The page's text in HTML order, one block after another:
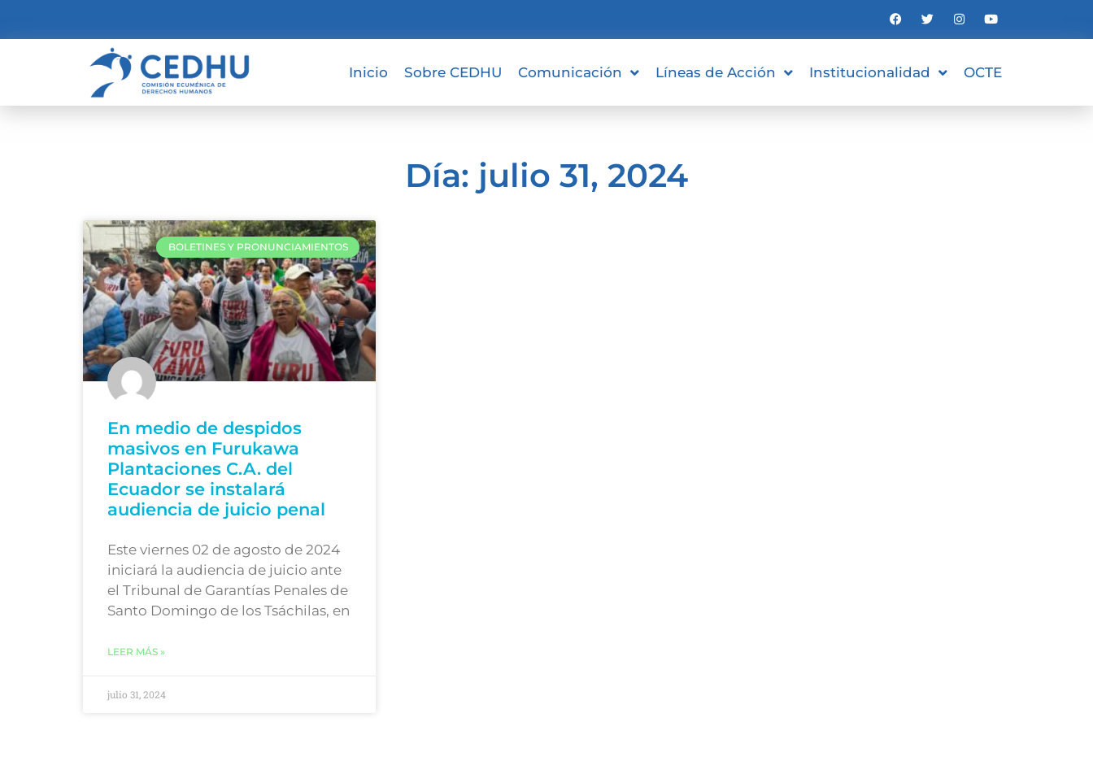
Inicio Sobre CEDHU Comunicación Líneas de Acción Institucionalidad OCTE
Día: julio 31, 2024
BOLETINES Y PRONUNCIAMIENTOS
En medio de despidos
masivos en Furukawa
Plantaciones C.A. del
Ecuador se instalará
audiencia de juicio penal
Este viernes 02 de agosto de 2024
iniciará la audiencia de juicio ante
el Tribunal de Garantías Penales de
Santo Domingo de los Tsáchilas, en
LEER MÁS »
julio 31, 2024